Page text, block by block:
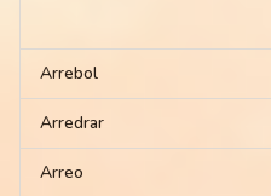
Arrebol
Arredrar
Arreo